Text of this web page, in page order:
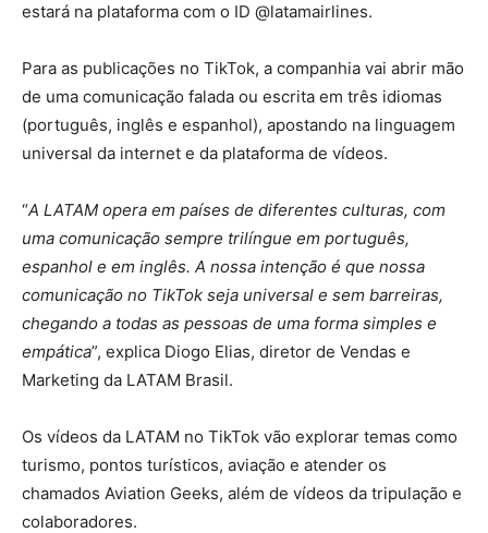
estará na plataforma com o ID @latamairlines.
Para as publicações no TikTok, a companhia vai abrir mão
de uma comunicação falada ou escrita em três idiomas
(português, inglês e espanhol), apostando na linguagem
universal da internet e da plataforma de vídeos.
“A LATAM opera em países de diferentes culturas, com
uma comunicação sempre trilíngue em português,
espanhol e em inglês. A nossa intenção é que nossa
comunicação no TikTok seja universal e sem barreiras,
chegando a todas as pessoas de uma forma simples e
empática”, explica Diogo Elias, diretor de Vendas e
Marketing da LATAM Brasil.
Os vídeos da LATAM no TikTok vão explorar temas como
turismo, pontos turísticos, aviação e atender os
chamados Aviation Geeks, além de vídeos da tripulação e
colaboradores.